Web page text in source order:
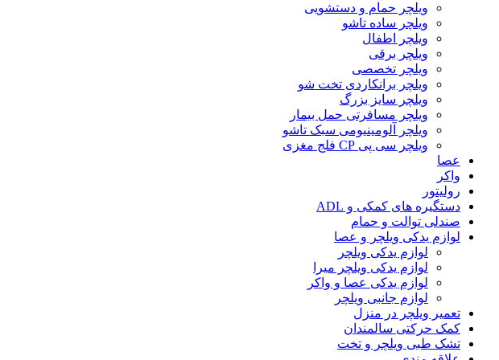
ویلچر حمام و دستشویی
ویلچر ساده تاشو
ویلچر اطفال
ویلچر برقی
ویلچر تخصصی
ویلچر برانکاردی تخت شو
ویلچر سایز بزرگ
ویلچر مسافرتی حمل بیمار
ویلچر آلومینیومی سبک تاشو
ویلچر سی پی CP فلج مغزی
عصا
واکر
رولیتور
دستگیره های کمکی و ADL
صندلی توالت و حمام
لوازم یدکی ویلچر و عصا
لوازم یدکی ویلچر
لوازم یدکی ویلچر میرا
لوازم یدکی عصا و واکر
لوازم جانبی ویلچر
تعمیر ویلچر در منزل
کمک حرکتی سالمندان
تشک طبی ویلچر و تخت